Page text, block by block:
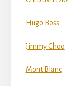
Hugo Boss
Jimmy Choo
Mont Blanc